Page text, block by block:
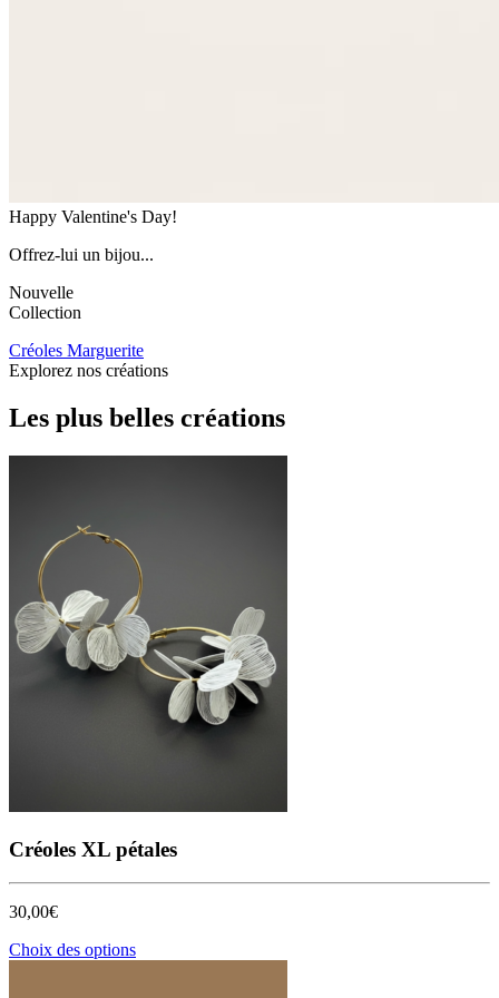
Happy Valentine's Day!
Offrez-lui un bijou...
Nouvelle
Collection
Créoles Marguerite
Explorez nos créations
Les plus belles créations
Créoles XL pétales
30,00€
Choix des optionsCe